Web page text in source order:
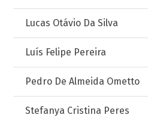
Lucas Otávio Da Silva
Luís Felipe Pereira
Pedro De Almeida Ometto
Stefanya Cristina Peres